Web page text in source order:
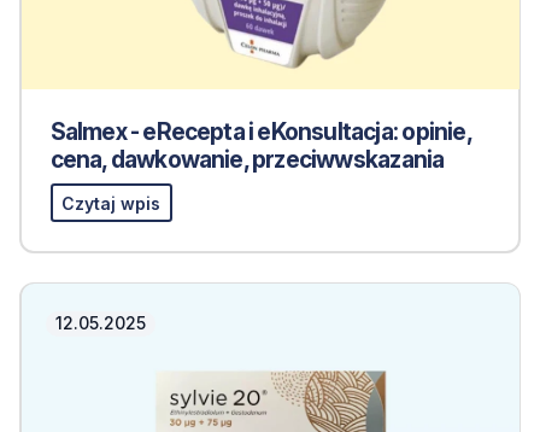
Salmex - eRecepta i eKonsultacja: opinie,
cena, dawkowanie, przeciwwskazania
Czytaj wpis
12.05.2025